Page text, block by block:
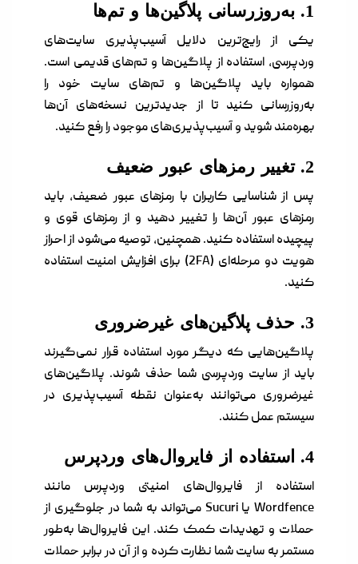
1. به‌روزرسانی پلاگین‌ها و تم‌ها
یکی از رایج‌ترین دلایل آسیب‌پذیری سایت‌های
وردپرسی، استفاده از پلاگین‌ها و تم‌های قدیمی است.
همواره باید پلاگین‌ها و تم‌های سایت خود را
به‌روزرسانی کنید تا از جدیدترین نسخه‌های آن‌ها
بهره‌مند شوید و آسیب‌پذیری‌های موجود را رفع کنید.
2. تغییر رمزهای عبور ضعیف
پس از شناسایی کاربران با رمزهای عبور ضعیف، باید
رمزهای عبور آن‌ها را تغییر دهید و از رمزهای قوی و
پیچیده استفاده کنید. همچنین، توصیه می‌شود از احراز
هویت دو مرحله‌ای (2FA) برای افزایش امنیت استفاده
کنید.
3. حذف پلاگین‌های غیرضروری
پلاگین‌هایی که دیگر مورد استفاده قرار نمی‌گیرند
باید از سایت وردپرسی شما حذف شوند. پلاگین‌های
غیرضروری می‌توانند به‌عنوان نقطه آسیب‌پذیری در
سیستم عمل کنند.
4. استفاده از فایروال‌های وردپرس
استفاده از فایروال‌های امنیتی وردپرس مانند
Wordfence یا Sucuri می‌تواند به شما در جلوگیری از
حملات و تهدیدات کمک کند. این فایروال‌ها به‌طور
مستمر به سایت شما نظارت کرده و از آن در برابر حملات